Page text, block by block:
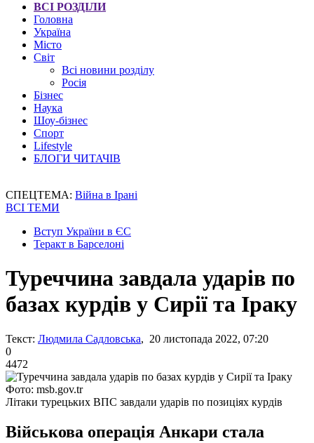
ВСІ РОЗДІЛИ
Головна
Україна
Місто
Світ
Всі новини розділу
Росія
Бізнес
Наука
Шоу-бізнес
Спорт
Lifestyle
БЛОГИ ЧИТАЧІВ
СПЕЦТЕМА: Війна в Ірані
ВСІ ТЕМИ
Вступ України в ЄС
Теракт в Барселоні
Туреччина завдала ударів по
базах курдів у Сирії та Іраку
Текст: Людмила Садловська, 20 листопада 2022, 07:20
0
4472
Фото: msb.gov.tr
Літаки турецьких ВПС завдали ударів по позиціях курдів
Військова операція Анкари стала